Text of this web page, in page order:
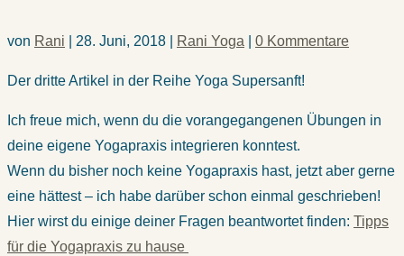
von Rani 28. Juni, 2018 Rani Yoga 0 Kommentare
Der dritte Artikel in der Reihe Yoga Supersanft!
Ich freue mich, wenn du die vorangegangenen Übungen in
deine eigene Yogapraxis integrieren konntest.
Wenn du bisher noch keine Yogapraxis hast, jetzt aber gerne
eine hättest – ich habe darüber schon einmal geschrieben!
Hier wirst du einige deiner Fragen beantwortet finden: Tipps
für die Yogapraxis zu hause